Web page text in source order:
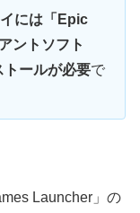
には「Epic
ントソフト
トールが必要で
Launcher」の